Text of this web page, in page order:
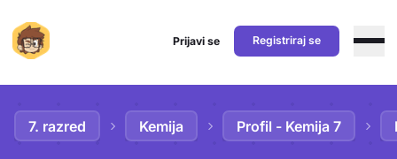
Prijavi se Registriraj se
7. razred Kemija Profil - Kemija 7